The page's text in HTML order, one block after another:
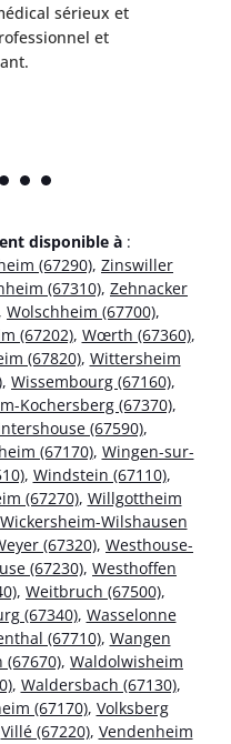
sérieux et
et
disponible à :
(67290), Zinswiller
(67310), Zehnacker
, Wolschheim (67700),
(67202), Wœrth (67360),
(67820), Wittersheim
, Wissembourg (67160),
Kochersberg (67370),
(67590),
(67170), Wingen-sur-
, Windstein (67110),
(67270), Willgottheim
Wickersheim-Wilshausen
(67320), Westhouse-
(67230), Westhoffen
, Weitbruch (67500),
(67340), Wasselonne
(67710), Wangen
, Waldolwisheim
, Waldersbach (67130),
(67170), Volksberg
Villé (67220), Vendenheim